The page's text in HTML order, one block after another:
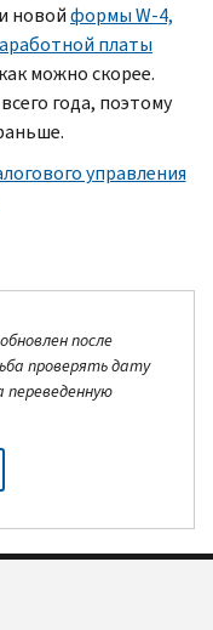
новойформыW-4,
платы
можно скорее.
года, поэтому
управления
после
проверять дату
переведенную